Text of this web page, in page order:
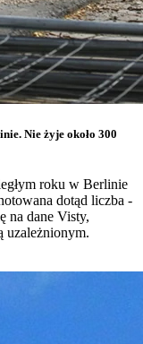
Nie żyje około 300
roku w Berlinie
dotąd liczba -
na dane Visty,
uzależnionym.